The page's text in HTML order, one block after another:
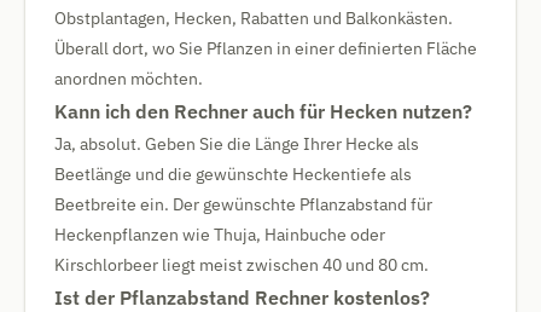
Obstplantagen, Hecken, Rabatten und Balkonkästen.
Überall dort, wo Sie Pflanzen in einer definierten Fläche
anordnen möchten.
Kann ich den Rechner auch für Hecken nutzen?
Ja, absolut. Geben Sie die Länge Ihrer Hecke als
Beetlänge und die gewünschte Heckentiefe als
Beetbreite ein. Der gewünschte Pflanzabstand für
Heckenpflanzen wie Thuja, Hainbuche oder
Kirschlorbeer liegt meist zwischen 40 und 80 cm.
Ist der Pflanzabstand Rechner kostenlos?